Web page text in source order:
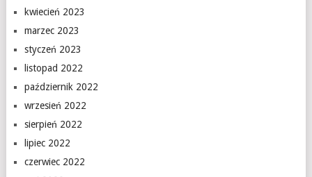
kwiecień 2023
marzec 2023
styczeń 2023
listopad 2022
październik 2022
wrzesień 2022
sierpień 2022
lipiec 2022
czerwiec 2022